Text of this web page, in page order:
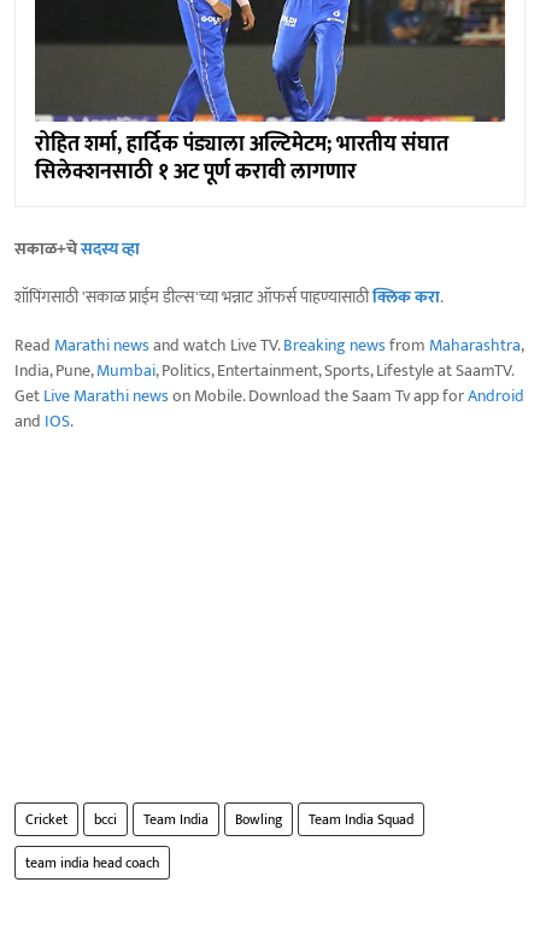
रोहित शर्मा, हार्दिक पंड्याला अल्टिमेटम; भारतीय संघात
सिलेक्शनसाठी १ अट पूर्ण करावी लागणार
सकाळ+चेसदस्य व्हा
शॉपिंगसाठी 'सकाळ प्राईम डील्स'च्या भन्नाट ऑफर्स पाहण्यासाठीक्लिक करा.
Read Marathi newsand watch Live TV.Breaking newsfrom Maharashtra,
India, Pune,Mumbai, Politics, Entertainment, Sports, Lifestyle at SaamTV.
GetLive Marathi newson Mobile. Download the Saam Tv app forAndroid
and IOS.
Cricket bcci Team India Bowling
Team India Squad
team india head coach